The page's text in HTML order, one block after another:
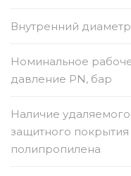
Внутренний
Номинальное
давление PN, бар
Наличие удаляемого
защитного покрытия
полипропилена